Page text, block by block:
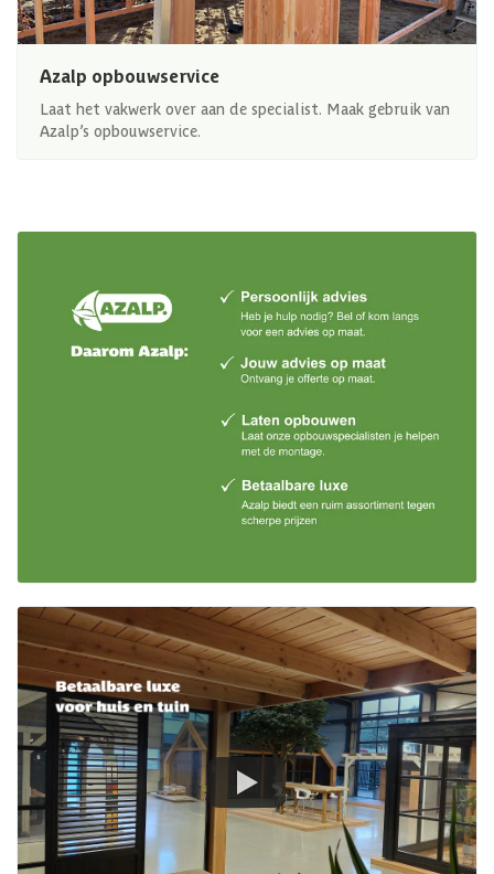
Azalp opbouwservice
Laat het vakwerk over aan de specialist. Maak gebruik van
Azalp’s opbouwservice.